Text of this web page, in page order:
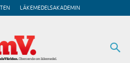
LÄKEMEDELSAKADEMIN